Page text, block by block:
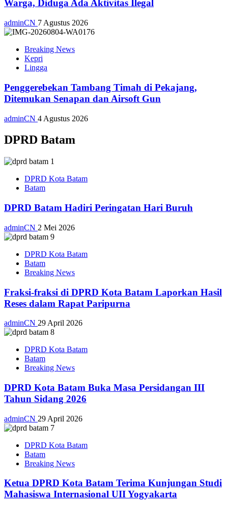
Warga, Diduga Ada Aktivitas Ilegal
adminCN 7 Agustus 2026
Breaking News
Kepri
Lingga
Penggerebekan Tambang Timah di Pekajang,
Ditemukan Senapan dan Airsoft Gun
adminCN 4 Agustus 2026
DPRD Batam
DPRD Kota Batam
Batam
DPRD Batam Hadiri Peringatan Hari Buruh
adminCN 2 Mei 2026
DPRD Kota Batam
Batam
Breaking News
Fraksi-fraksi di DPRD Kota Batam Laporkan Hasil
Reses dalam Rapat Paripurna
adminCN 29 April 2026
DPRD Kota Batam
Batam
Breaking News
DPRD Kota Batam Buka Masa Persidangan III
Tahun Sidang 2026
adminCN 29 April 2026
DPRD Kota Batam
Batam
Breaking News
Ketua DPRD Kota Batam Terima Kunjungan Studi
Mahasiswa Internasional UII Yogyakarta